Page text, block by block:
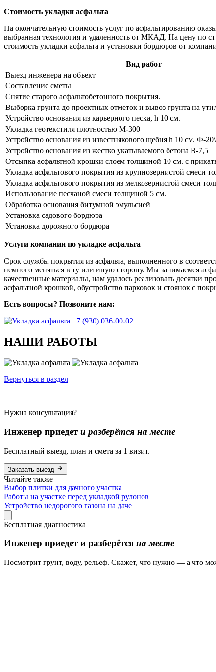
Стоимость укладки асфальта
На окончательную стоимость услуг по асфальтированию
выбранная технология и удаленность от МКАД. На цену по
стоимость укладки асфальта и установки бордюров от
Вид работ
Выезд инженера на объект
Составление сметы
Снятие старого асфальтобетонного покрытия.
Выборка грунта до проектных отметок и вывоз грунта на
Устройство основания из карьерного песка, h 10 см.
Укладка геотекстиля плотностью М-300
Устройство основания из известнякового щебня h 10 см. Ф-
Устройство основания из жестко укатываемого бетона В-7,5
Отсыпка асфальтной крошки слоем толщиной 10 см. с
Укладка асфальтового покрытия из крупнозернистой смеси
Укладка асфальтового покрытия из мелкозернистой смеси
Использование песчаной смеси толщиной 5 см.
Обработка основания битумной эмульсией
Установка садового бордюра
Установка дорожного бордюра
Услуги компании по укладке асфальта
Срок службы покрытия из асфальта, выполненного в
немного меняться в ту или иную сторону. Мы занимаемся
качественные материалы, нам удалось реализовать десятки
асфальтной крошкой, обустройство парковок и стоянок с
Есть вопросы? Позвоните нам:
+7 (930) 036-00-02
НАШИ РАБОТЫ
Вернуться в раздел
Нужна консультация?
Инженер приедети разберётся на месте
Бесплатный выезд, план и смета за 1 визит.
Заказать выезд
Читайте также
Выбор плитки для дачного участка
Работы на участке перед укладкой рулонов
Устройство недорогого газона на даче
Бесплатная диагностика
Инженер приедет и разберётся на месте
Посмотрит грунт, воду, рельеф. Скажет, что нужно — а что